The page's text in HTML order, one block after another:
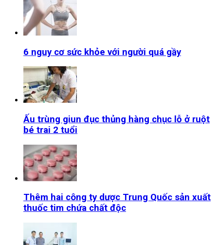
6 nguy cơ sức khỏe với người quá gầy
Ấu trùng giun đục thủng hàng chục lỗ ở ruột
bé trai 2 tuổi
Thêm hai công ty dược Trung Quốc sản xuất
thuốc tim chứa chất độc